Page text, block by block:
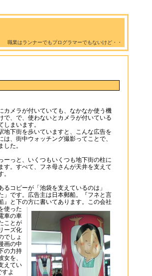
職業はランナーでもプログラマーでもないけど・・
カメラが付いていても、なかなか使う機
で、で、使わないとカメラが付いている
しまいます。
地下街を歩いていますと、こんな広告を
は、街中ウォッチング撮影ってことで、
した。
ーっと、いくつもいくつも地下街の柱に
す。すべて、フネ母さんが天井を支えて
。
るコピーが「池袋を支えているのは」
」です。広告主は日本郵船。『フネと言
』と下の方に書いてあります。 この会社
使った
車の車
ことが
ーズ化
でしょ
画の中
の力持
女を、
えてい
よ